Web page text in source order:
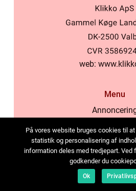
web:
Menu
Cookies
Kontakt os
Sitemap
På vores website bruges cookies til
statistik og personalisering af
information deles med tredjepart.
godkender du
Ok